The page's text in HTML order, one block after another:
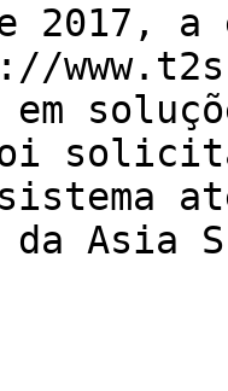
de
da Asia